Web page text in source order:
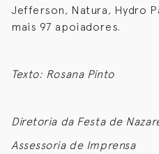
Jefferson, Natura, Hydro
mais 97 apoiadores.
Texto: Rosana Pinto
Diretoria da Festa de
Assessoria de Imprensa